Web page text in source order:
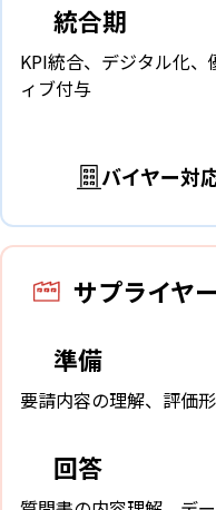
統合期
KPI統合、デジタル化
ィブ付与
バイヤー対
サプライヤ
準備
要請内容の理解、評価
回答